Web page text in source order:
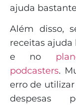
ajuda
Além disso,
receitas
e no
podcasters.
erro de
despesas